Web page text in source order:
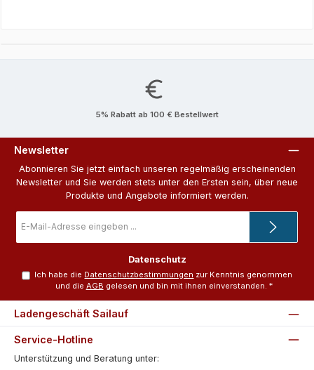
5% Rabatt ab 100 € Bestellwert
Newsletter
Abonnieren Sie jetzt einfach unseren regelmäßig erscheinenden
Newsletter und Sie werden stets unter den Ersten sein, über neue
Produkte und Angebote informiert werden.
Mail-
Datenschutz
Ich habe die Datenschutzbestimmungen zur Kenntnis genommen
und die AGB gelesen und bin mit ihnen einverstanden. *
Service-Hotline
Unterstützung und Beratung unter:
Ladengeschäft Sailauf